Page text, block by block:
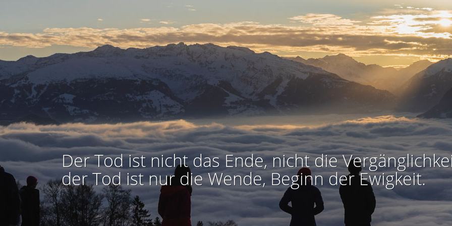
Der Tod ist nicht das Ende, nicht die
der Tod ist nur die Wende, Beginn der Ewigkeit.